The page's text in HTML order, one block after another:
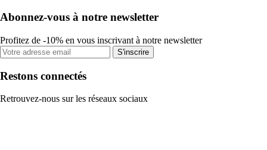
Abonnez-vous à notre newsletter
Profitez de -10% en vous inscrivant à notre newsletter
S'inscrire
Restons connectés
Retrouvez-nous sur les réseaux sociaux